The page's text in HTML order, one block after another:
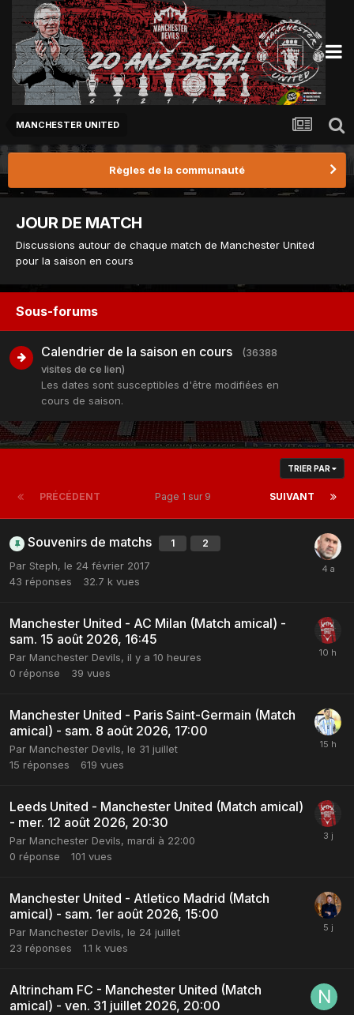
MANCHESTER UNITED
Règles de la communauté
JOUR DE MATCH
Discussions autour de chaque match de Manchester United
pour la saison en cours
Sous-forums
Calendrier de la saison en cours
(36388
visites de ce lien)
Les dates sont susceptibles d'être modifiées en
cours de saison .
TRIER PAR
PRÉCÉDENT SUIVANT
Page 1 sur 9
Souvenirs de matchs 1 2
Par Steph, le 24 février 2017
43 réponses 32.7 k vues
Manchester United - AC Milan (Match amical) -
sam. 15 août 2026, 16:45
Par Manchester Devils, il y a 10 heures
0 réponse 39 vues
Manchester United - Paris Saint-Germain (Match
amical) - sam. 8 août 2026, 17:00
Par Manchester Devils, le 31 juillet
15 réponses 619 vues
Leeds United - Manchester United (Match amical)
- mer. 12 août 2026, 20:30
Par Manchester Devils, mardi à 22:00
0 réponse 101 vues
Manchester United - Atletico Madrid (Match
amical) - sam. 1er août 2026, 15:00
Par Manchester Devils, le 24 juillet
23 réponses 1.1 k vues
Altrincham FC - Manchester United (Match
amical) - ven. 31 juillet 2026, 20:00